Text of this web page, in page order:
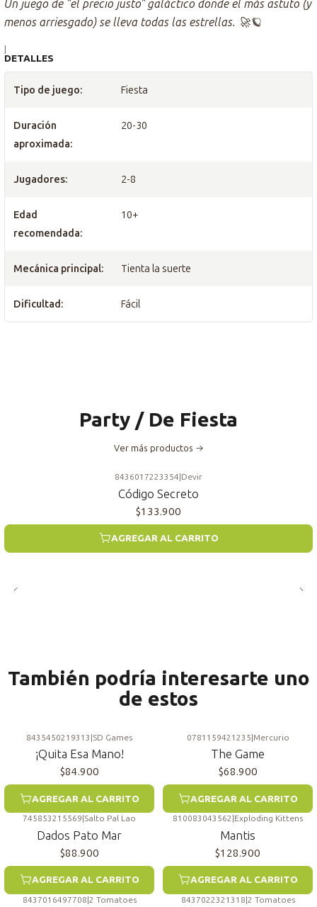
Un juego de "el precio justo" galáctico donde el más astuto (y
menos arriesgado) se lleva todas las estrellas. 🚀🪐
|
DETALLES
Tipo de juego: Fiesta
Duración
aproximada:
20-30
Jugadores: 2-8
Edad
recomendada:
10+
Mecánica principal: Tienta la suerte
Dificultad: Fácil
Party / De Fiesta
Ver más productos
8436017223354 Devir
Código Secreto
$133.900
AGREGAR AL CARRITO
También podría interesarte uno
de estos
8435450219313 |SD Games
¡Quita Esa Mano!
$84.900
AGREGAR AL CARRITO
0781159421235|Mercurio
The Game
$68.900
AGREGAR AL CARRITO
745853215569 Salto Pal Lao
Dados Pato Mar
$88.900
AGREGAR AL CARRITO
810083043562 Exploding Kittens
Mantis
$128.900
AGREGAR AL CARRITO
8437016497708|2 Tomatoes 8437022321318|2 Tomatoes